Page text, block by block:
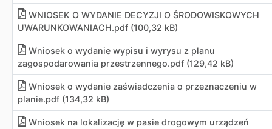
WNIOSEK O WYDANIE DECYZJI O ŚRODOWISKOWYCH
UWARUNKOWANIACH.pdf (100,32 kB)
Wniosek o wydanie wypisu i wyrysu z planu
zagospodarowania przestrzennego.pdf (129,42 kB)
Wniosek o wydanie zaświadczenia o przeznaczeniu w
planie.pdf (134,32 kB)
Wniosek na lokalizację w pasie drogowym urządzeń